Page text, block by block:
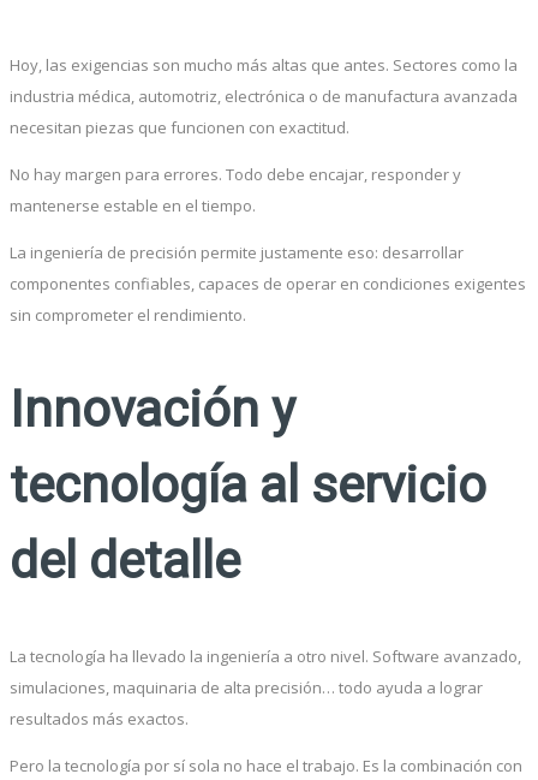
Hoy, las exigencias son mucho más altas que antes. Sectores como la
industria médica, automotriz, electrónica o de manufactura avanzada
necesitan piezas que funcionen con exactitud.
No hay margen para errores. Todo debe encajar, responder y
mantenerse estable en el tiempo.
La ingeniería de precisión permite justamente eso: desarrollar
componentes confiables, capaces de operar en condiciones exigentes
sin comprometer el rendimiento.
Innovación y
tecnología al servicio
del detalle
La tecnología ha llevado la ingeniería a otro nivel. Software avanzado,
simulaciones, maquinaria de alta precisión… todo ayuda a lograr
resultados más exactos.
Pero la tecnología por sí sola no hace el trabajo. Es la combinación con